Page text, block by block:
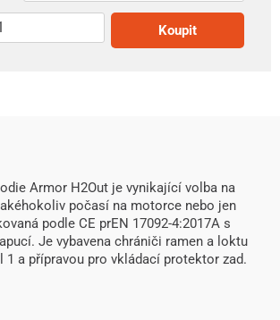
Koupit
Armor H2Out je vynikající volba na
počasí na motorce nebo jen
podle CE prEN 17092-4:2017A s
Je vybavena chrániči ramen a loktu
1 a přípravou pro vkládací protektor zad.